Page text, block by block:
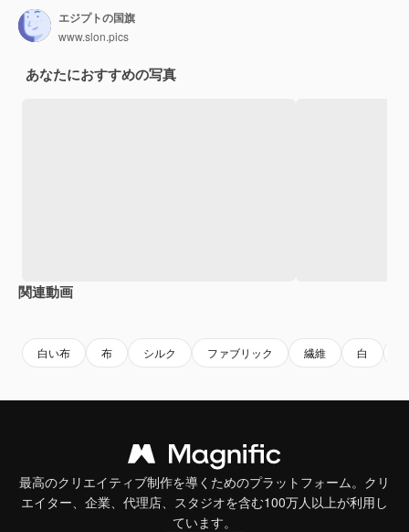
エジプトの国旗
www.slon.pics
あなたにおすすめの写真
関連動画
白い布 布 シルク ファブリック 繊維 白
最高のクリエイティブ制作を導くためのプラットフォーム。クリ
エイター、企業、代理店、スタジオを含む100万人以上が利用し
ています。